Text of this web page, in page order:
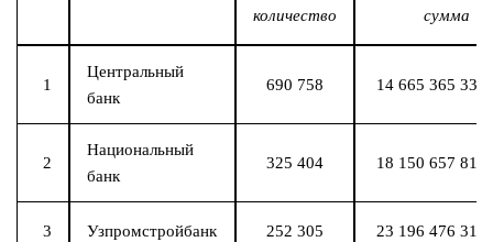
количество сумма
1
Центральный
банк
690 758 14 665 365 337
2
Национальный
банк
325 404 18 150 657 810
3 Узпромстройбанк 252 305 23 196 476 315